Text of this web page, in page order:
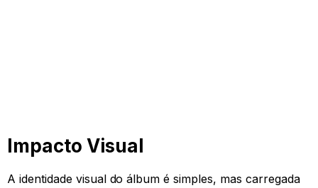
Impacto Visual
A identidade visual do álbum é simples, mas carregada